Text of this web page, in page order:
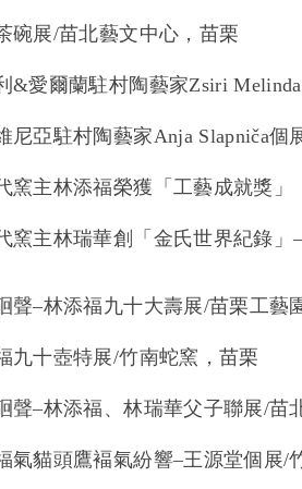
碗展/苗北藝文中心，苗栗
&愛爾蘭駐村陶藝家Zsiri
尼亞駐村陶藝家Anja Slapniča個
窯主林添福榮獲「工藝成就獎」
窯主林瑞華創「金氏世界紀錄
聲–林添福九十大壽展/苗栗工藝
九十壺特展/竹南蛇窯，苗栗
聲–林添福、林瑞華父子聯展/苗
氣貓頭鷹褔氣紛響–王源堂個展/